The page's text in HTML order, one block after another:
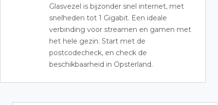
Glasvezel is bijzonder snel internet, met
snelheden tot 1 Gigabit. Een ideale
verbinding voor streamen en gamen met
het hele gezin. Start met de
postcodecheck, en check de
beschikbaarheid in Opsterland.